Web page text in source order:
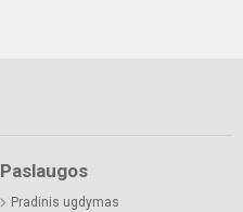
Paslaugos
Pradinis ugdymas